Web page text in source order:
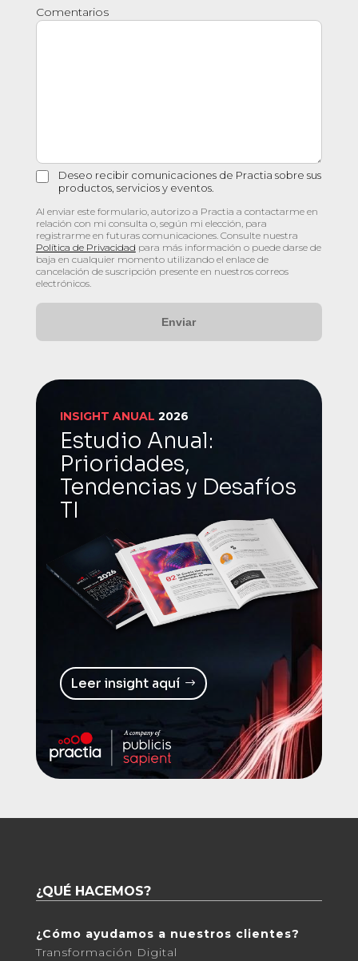
Comentarios
Deseo recibir comunicaciones de Practia sobre sus
productos, servicios y eventos.
Al enviar este formulario, autorizo a Practia a contactarme en
relación con mi consulta o, según mi elección, para
registrarme en futuras comunicaciones. Consulte nuestra
Política de Privacidad para más información o puede darse de
baja en cualquier momento utilizando el enlace de
cancelación de suscripción presente en nuestros correos
electrónicos.
INSIGHT ANUAL 2026
Estudio Anual:
Prioridades,
Tendencias y Desafíos
TI
Leer insight aquí
¿QUÉ HACEMOS?
¿Cómo ayudamos a nuestros clientes?
Transformación Digital